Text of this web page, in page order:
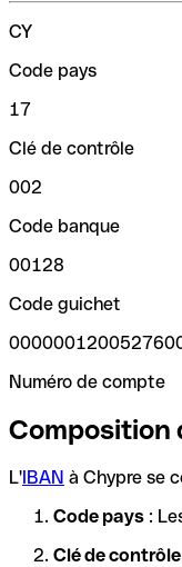
CY
Code pays
17
Clé de contrôle
002
Code banque
00128
Code guichet
Numéro de compte
Composition
L'IBAN à Chypre se
Code pays :
Clé de contrôle